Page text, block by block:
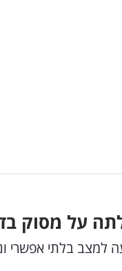
על מסוק
למצב בלתי אפשרי